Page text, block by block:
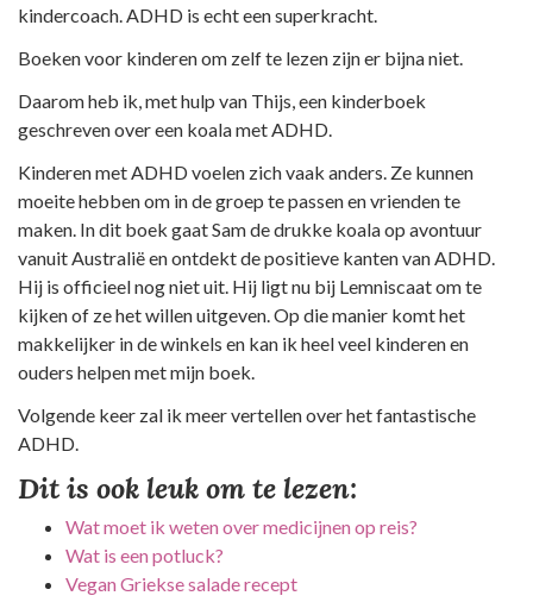
kindercoach. ADHD is echt een superkracht.
Boeken voor kinderen om zelf te lezen zijn er bijna niet.
Daarom heb ik, met hulp van Thijs, een kinderboek
geschreven over een koala met ADHD.
Kinderen met ADHD voelen zich vaak anders. Ze kunnen
moeite hebben om in de groep te passen en vrienden te
maken. In dit boek gaat Sam de drukke koala op avontuur
vanuit Australië en ontdekt de positieve kanten van ADHD.
Hij is officieel nog niet uit. Hij ligt nu bij Lemniscaat om te
kijken of ze het willen uitgeven. Op die manier komt het
makkelijker in de winkels en kan ik heel veel kinderen en
ouders helpen met mijn boek.
Volgende keer zal ik meer vertellen over het fantastische
ADHD.
Dit is ook leuk om te lezen:
Wat moet ik weten over medicijnen op reis?
Wat is een potluck?
Vegan Griekse salade recept